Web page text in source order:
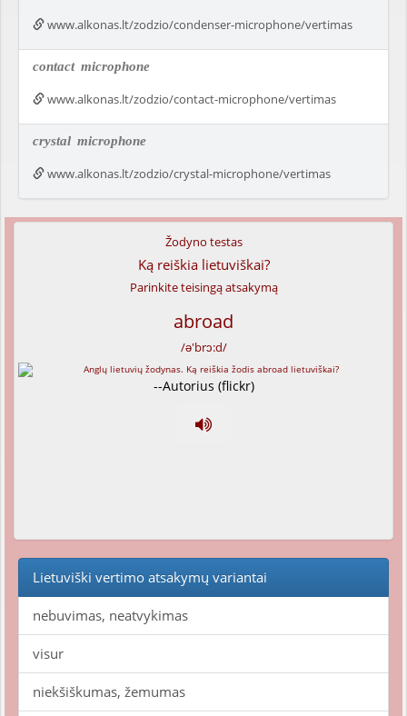
www.alkonas.lt/zodzio/condenser-microphone/vertimas
contact microphone
www.alkonas.lt/zodzio/contact-microphone/vertimas
crystal microphone
www.alkonas.lt/zodzio/crystal-microphone/vertimas
Žodyno testas
Ką reiškia lietuviškai?
Parinkite teisingą atsakymą
abroad
/ə'brɔ:d/
--Autorius (flickr)
Lietuviški vertimo atsakymų variantai
nebuvimas, neatvykimas
visur
niekšiškumas, žemumas